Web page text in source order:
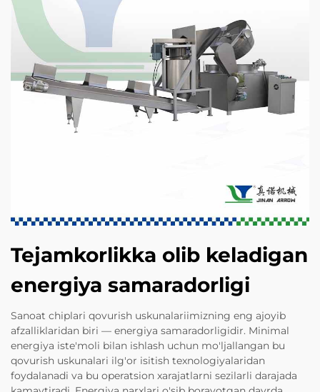
Tejamkorlikka olib keladigan
energiya samaradorligi
Sanoat chiplari qovurish uskunalariimizning eng ajoyib
afzalliklaridan biri — energiya samaradorligidir. Minimal
energiya iste'moli bilan ishlash uchun mo'ljallangan bu
qovurish uskunalari ilg'or isitish texnologiyalaridan
foydalanadi va bu operatsion xarajatlarni sezilarli darajada